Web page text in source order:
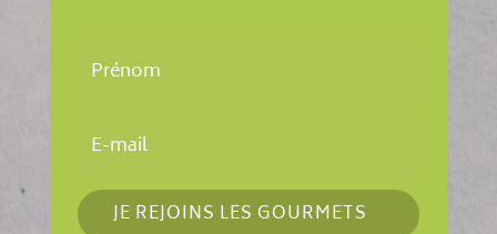
JE REJOINS LES GOURMETS